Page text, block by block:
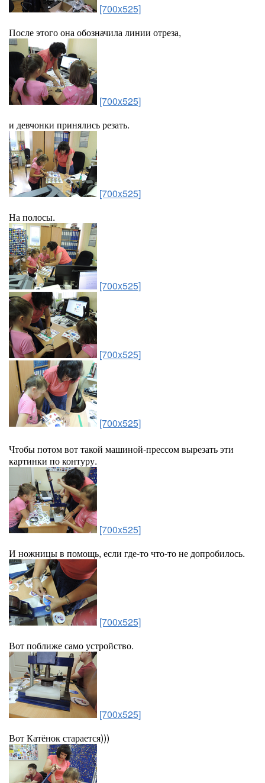
[700x525]
После этого она обозначила линии отреза,
[700x525]
и девчонки принялись резать.
[700x525]
На полосы.
[700x525]
[700x525]
[700x525]
Чтобы потом вот такой машиной-прессом вырезать эти
картинки по контуру.
[700x525]
И ножницы в помощь, если где-то что-то не допробилось.
[700x525]
Вот поближе само устройство.
[700x525]
Вот Катёнок старается)))